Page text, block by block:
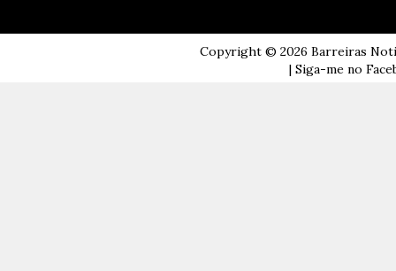
Copyright © 2026 Barreiras
| Siga-me no